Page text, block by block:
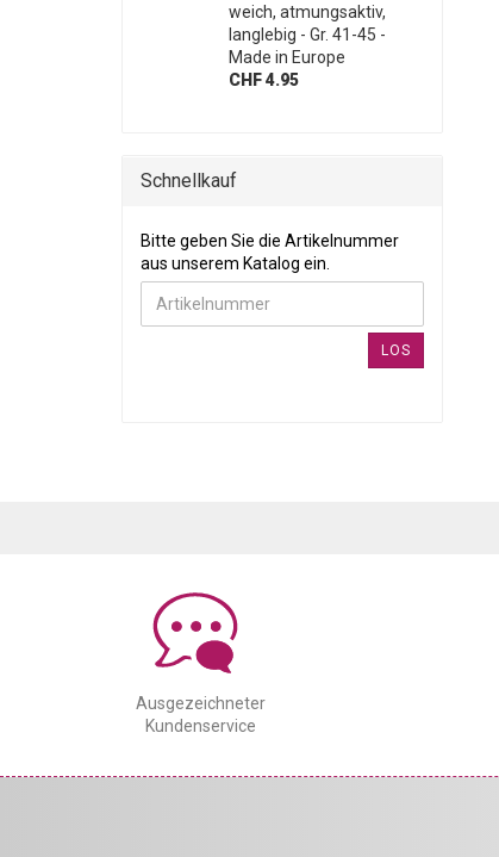
weich, atmungsaktiv,
langlebig - Gr. 41-45 -
Made in Europe
CHF 4.95
Schnellkauf
BITTE GEBEN SIE DIE ARTIKELNUMMER AUS
Bitte geben Sie die Artikelnummer
aus unserem Katalog ein.
LOS
Ausgezeichneter
Kundenservice